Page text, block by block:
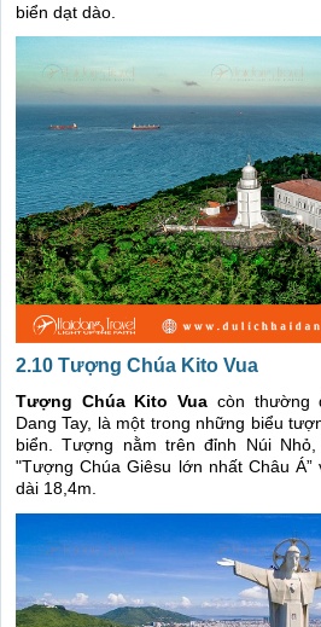
biển dạt dào.
2.10 Tượng Chúa Kito Vua
Tượng Chúa Kito Vua còn thường
Dang Tay, là một trong những biểu
biển. Tượng nằm trên đỉnh Núi
"Tượng Chúa Giêsu lớn nhất Châu
dài 18,4m.